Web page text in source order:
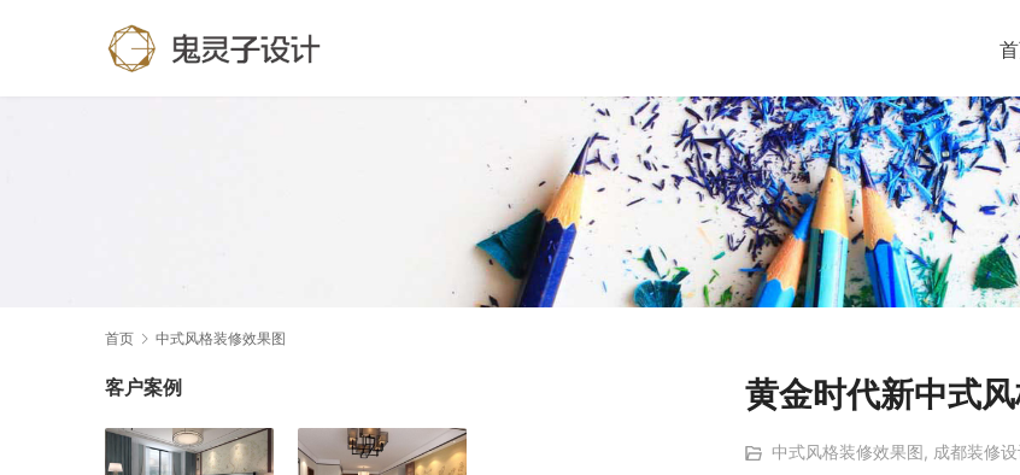
首页 中式风格装修效果图
黄金时代新中式
中式风格装修效果图, 成都装修
客户案例